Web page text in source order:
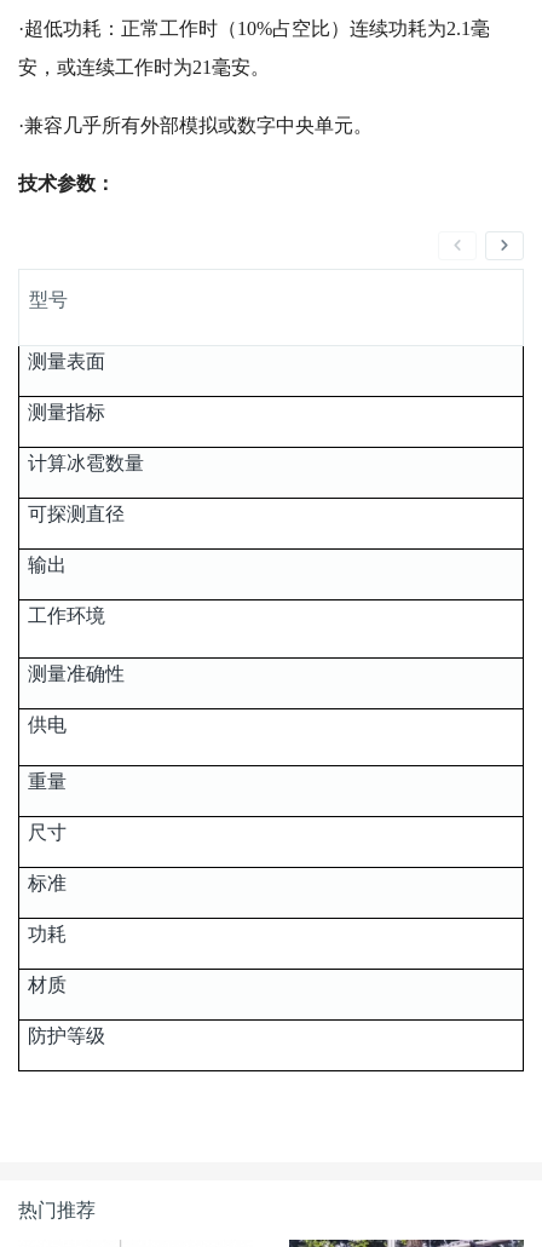
·超低功耗：正常工作时（10%占空比）连续功耗为2.1毫
安，或连续工作时为21毫安。
·兼容几乎所有外部模拟或数字中央单元。
技术参数：
型号
测量表面
测量指标
计算冰雹数量
可探测直径
输出
工作环境
测量准确性
供电
重量
尺寸
标准
功耗
材质
防护等级
热门推荐